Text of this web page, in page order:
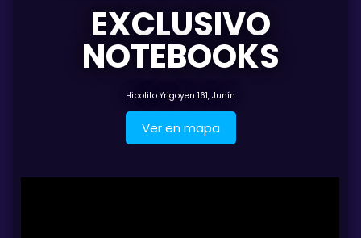
EXCLUSIVO
NOTEBOOKS
Hipolito Yrigoyen 161, Junín
Ver en mapa